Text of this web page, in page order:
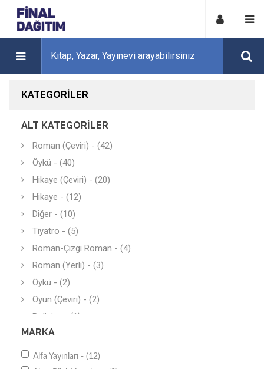
KATEGORILER
ALT KATEGORILER
Roman (Çeviri) - (42)
Öykü - (40)
Hikaye (Çeviri) - (20)
Hikaye - (12)
Diğer - (10)
Tiyatro - (5)
Roman-Çizgi Roman - (4)
Roman (Yerli) - (3)
Öykü - (2)
Oyun (Çeviri) - (2)
Polisiye - (1)
Masal-Şiir - (1)
Deneme (Yerli) - (1)
MARKA
Alfa Yayınları - (12)